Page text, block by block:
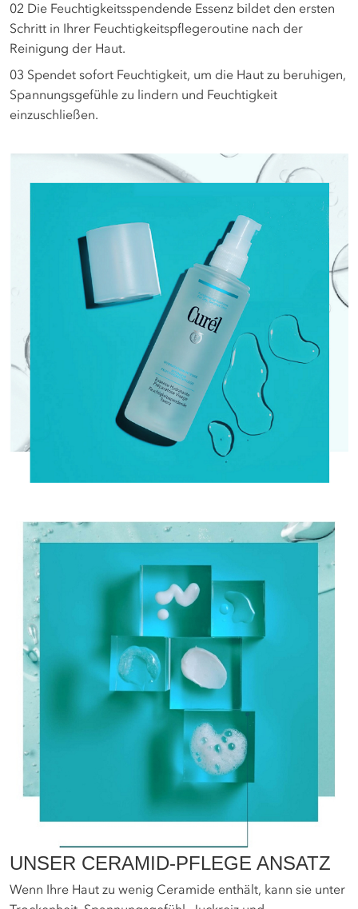
02 Die Feuchtigkeitsspendende Essenz bildet den ersten
Schritt in Ihrer Feuchtigkeitspflegeroutine nach der
Reinigung der Haut.
03 Spendet sofort Feuchtigkeit, um die Haut zu beruhigen,
Spannungsgefühle zu lindern und Feuchtigkeit
einzuschließen.
UNSER CERAMID-PFLEGE ANSATZ
Wenn Ihre Haut zu wenig Ceramide enthält, kann sie unter